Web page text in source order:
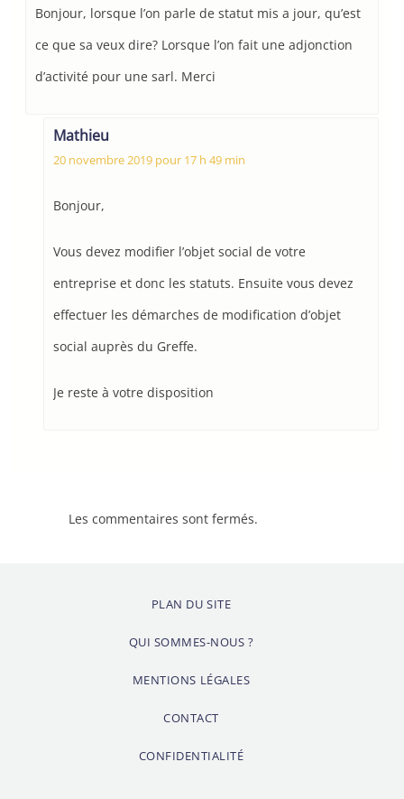
Bonjour, lorsque l’on parle de statut mis a jour, qu’est
ce que sa veux dire? Lorsque l’on fait une adjonction
d’activité pour une sarl. Merci
Mathieu
20 novembre 2019 pour 17 h 49 min
Bonjour,
Vous devez modifier l’objet social de votre
entreprise et donc les statuts. Ensuite vous devez
effectuer les démarches de modification d’objet
social auprès du Greffe.
Je reste à votre disposition
Les commentaires sont fermés.
PLAN DU SITE
QUI SOMMES-NOUS ?
MENTIONS LÉGALES
CONTACT
CONFIDENTIALITÉ